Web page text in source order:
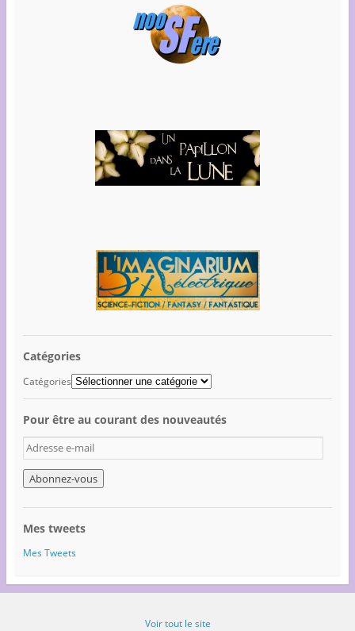
Catégories
Catégories
Pour être au courant des nouveautés
A
d
r
e
s
e
e
a
Mes tweets
Mes Tweets
Voir tout le site